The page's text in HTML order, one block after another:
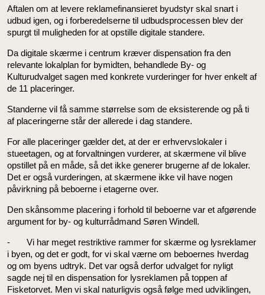
Aftalen om at levere reklamefinansieret byudstyr skal snart i
udbud igen, og i forberedelserne til udbudsprocessen blev der
spurgt til muligheden for at opstille digitale standere.
Da digitale skærme i centrum kræver dispensation fra den
relevante lokalplan for bymidten, behandlede By- og
Kulturudvalget sagen med konkrete vurderinger for hver enkelt af
de 11 placeringer.
Standerne vil få samme størrelse som de eksisterende og på ti
af placeringerne står der allerede i dag standere.
For alle placeringer gælder det, at der er erhvervslokaler i
stueetagen, og at forvaltningen vurderer, at skærmene vil blive
opstillet på en måde, så det ikke generer brugerne af de lokaler.
Det er også vurderingen, at skærmene ikke vil have nogen
påvirkning på beboerne i etagerne over.
Den skånsomme placering i forhold til beboerne var et afgørende
argument for by- og kulturrådmand Søren Windell.
- Vi har meget restriktive rammer for skærme og lysreklamer
i byen, og det er godt, for vi skal værne om beboernes hverdag
og om byens udtryk. Det var også derfor udvalget for nyligt
sagde nej til en dispensation for lysreklamen på toppen af
Fisketorvet. Men vi skal naturligvis også følge med udviklingen,